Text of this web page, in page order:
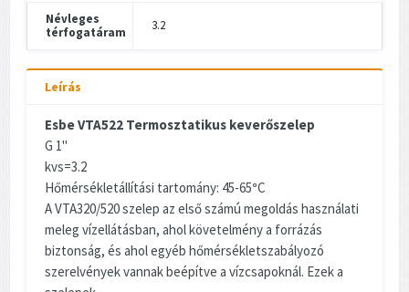
Névleges
térfogatáram
3.2
Leírás
Esbe VTA522 Termosztatikus keverőszelep
G 1"
kvs=3.2
Hőmérsékletállítási tartomány: 45-65°C
A VTA320/520 szelep az első számú megoldás használati
meleg vízellátásban, ahol követelmény a forrázás
biztonság, és ahol egyéb hőmérsékletszabályozó
szerelvények vannak beépítve a vízcsapoknál. Ezek a